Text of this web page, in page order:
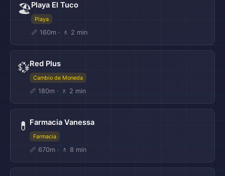
🏖️Playa El Tuco
Playa
📏 160m · 🚶 2 min
💱Red Plus
Cambio de Moneda
📏 180m · 🚶 2 min
💊 Farmacia Vanessa
Farmacia
📏 670m · 🚶 8 min